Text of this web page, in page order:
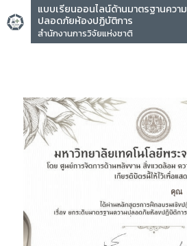
แบบเรียนออนไลน์ด้านมาตรฐานความ
ปลอดภัยห้องปฏิบัติการ
สำนักงานการวิจัยแห่งชาติ
คุณ